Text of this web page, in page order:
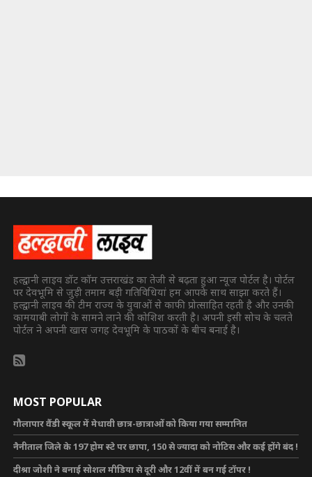
हल्द्वानी लाइव डॉट कॉम उत्तराखंड का तेजी से बढ़ता हुआ न्यूज पोर्टल है। पोर्टल
पर देवभूमि से जुड़ी तमाम बड़ी गतिविधियां हम आपके साथ साझा करते हैं।
हल्द्वानी लाइव की टीम राज्य के युवाओं से काफी प्रोत्साहित रहती है और उनकी
कामयाबी लोगों के सामने लाने की कोशिश करती है। अपनी इसी सोच के चलते
पोर्टल ने अपनी खास जगह देवभूमि के पाठकों के बीच बनाई है।
MOST POPULAR
गौलापार वैंडी स्कूल में मेधावी छात्र-छात्राओं को किया गया सम्मानित
नैनीताल जिले के 197 होम स्टे पर छापा, 150 से ज्यादा को नोटिस और कई होंगे बंद !
दीश्रा जोशी ने बनाई सोशल मीडिया से दूरी और 12वीं में बन गई टॉपर !